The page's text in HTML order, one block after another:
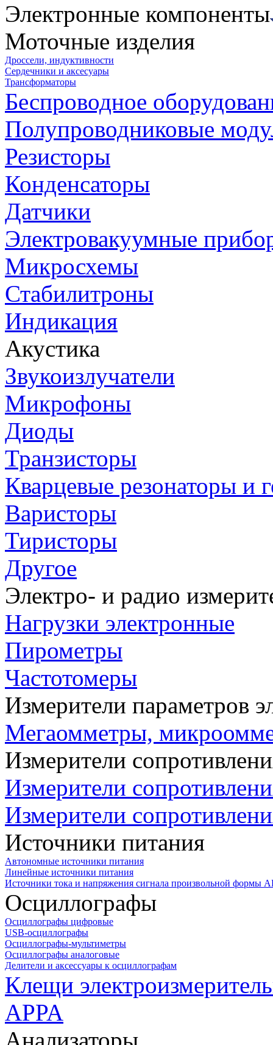
Электронные компоненты
Моточные изделия
Дроссели, индуктивности
Сердечники и аксесуары
Трансформаторы
Беспроводное
Полупроводниковые
Резисторы
Конденсаторы
Датчики
Электровакуумные
Микросхемы
Стабилитроны
Индикация
Акустика
Звукоизлучатели
Микрофоны
Диоды
Транзисторы
Кварцевые резонаторы и
Варисторы
Тиристоры
Другое
Электро- и радио
Нагрузки электронные
Пирометры
Частотомеры
Измерители параметров
Мегаомметры,
Измерители
Измерители
Измерители
Источники питания
Автономные источники питания
Линейные источники питания
Источники тока и напряжения сигнала произвольной формы
Осциллографы
Осциллографы цифровые
USB-осциллографы
Осциллографы-мультиметры
Осциллографы аналоговые
Делители и аксессуары к осциллографам
Клещи
APPA